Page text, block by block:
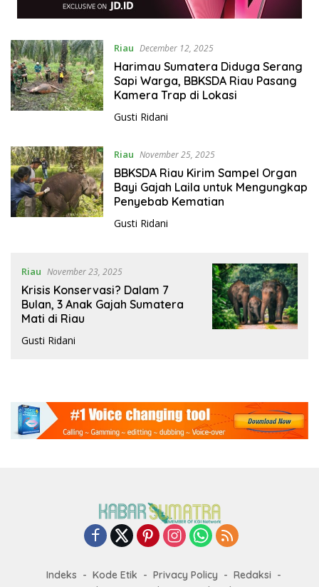
Riau December 12, 2025
Harimau Sumatera Diduga Serang
Sapi Warga, BBKSDA Riau Pasang
Kamera Trap di Lokasi
Gusti Ridani
Riau November 25, 2025
BBKSDA Riau Kirim Sampel Organ
Bayi Gajah Laila untuk Mengungkap
Penyebab Kematian
Gusti Ridani
Riau November 23, 2025
Krisis Konservasi? Dalam 7
Bulan, 3 Anak Gajah Sumatera
Mati di Riau
Gusti Ridani
Indeks Kode Etik Privacy Policy
Redaksi